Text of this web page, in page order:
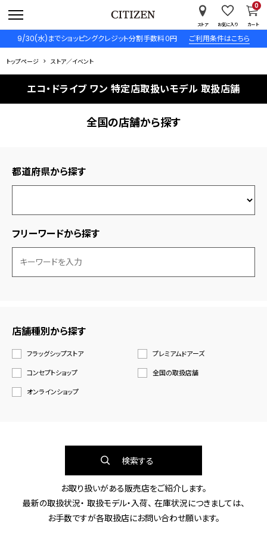
9/30(水)までショッピングクレジット分割手数料０円 ご利用条件はこちら
ストア お気に入り カート
0
トップページ ストア／イベント
エコ・ドライブ ワン 特定店取扱いモデル 取扱店舗
全国の店舗から探す
都道府県から探す
フリーワードから探す
店舗種別から探す
フラッグシップストア
プレミアムドアーズ
コンセプトショップ
全国の取扱店舗
オンラインショップ
検索する
お取り扱いがある販売店をご紹介します。
最新の取扱状況・ 取扱モデル・入荷、 在庫状況につきましては、
お手数ですが各取扱店にお問い合わせ願います。